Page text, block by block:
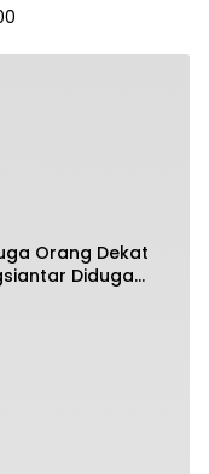
Orang Dekat
Diduga